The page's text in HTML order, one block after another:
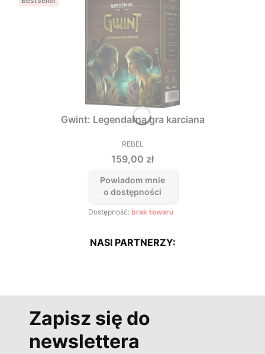
Gwint: Legendarna gra karciana
PRODUCENT
REBEL
Cena
159,00 zł
Powiadom mnie
o dostępności
Dostępność: brak towaru
NASI PARTNERZY:
Zapisz się do
newslettera